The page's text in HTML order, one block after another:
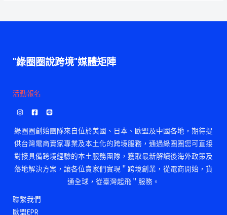
"綠圈圈說跨境"媒體矩陣
活勤報名
綠圈圈創始團隊來自位於美國、日本、欧盟及中國各地，期待提
供台灣電商賣家專業及本土化的跨境服務，通過綠圈圈您可直接
對接具備跨境經驗的本土服務團隊，獲取最新解讀後海外政策及
落地解決方案，讓各位賣家們實現＂跨境創業，從電商開始，貨
通全球，從臺灣起飛＂服務。
聯繫我們
歐盟EPR